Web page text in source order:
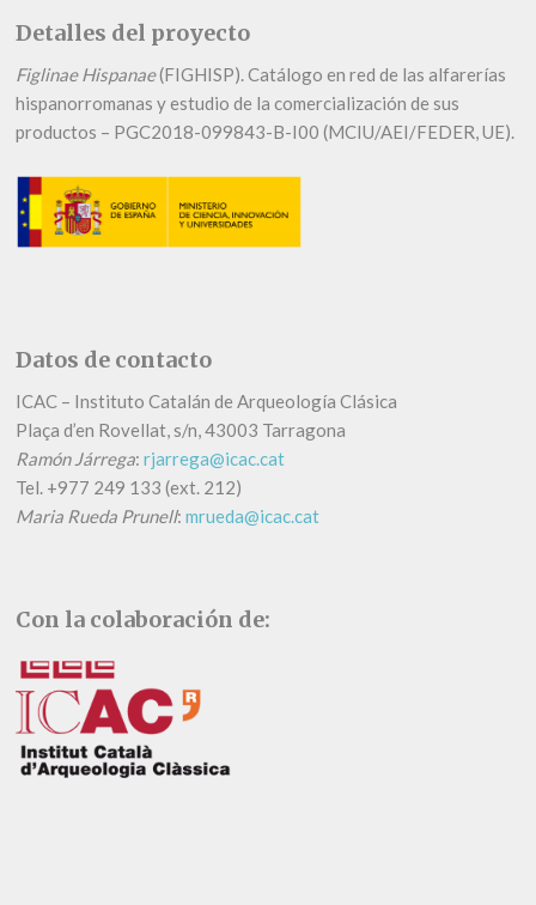
Detalles del proyecto
Figlinae Hispanae(FIGHISP). Catálogo en red de las alfarerías
hispanorromanas y estudio de la comercialización de sus
productos – PGC2018-099843-B-I00 (MCIU/AEI/FEDER, UE).
Datos de contacto
ICAC – Instituto Catalán de Arqueología Clásica
Plaça d’en Rovellat, s/n, 43003 Tarragona
Ramón Járrega:rjarrega@icac.cat
Tel. +977 249 133 (ext. 212)
Maria Rueda Prunell:mrueda@icac.cat
Con la colaboración de: